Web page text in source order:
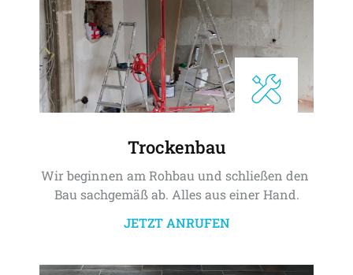
Trockenbau
Wir beginnen am Rohbau und schließen den
Bau sachgemäß ab. Alles aus einer Hand.
JETZT ANRUFEN